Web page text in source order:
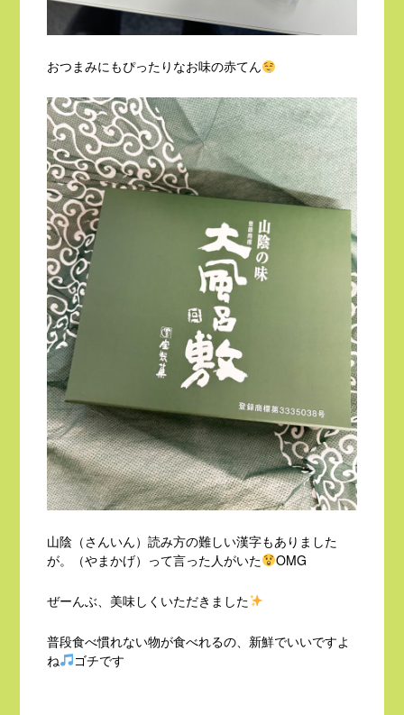
おつまみにもぴったりなお味の赤てん
山陰（さんいん）読み方の難しい漢字もありました
が。（やまかげ）って言った人がいた
OMG
ぜーんぶ、美味しくいただきました
普段食べ慣れない物が食べれるの、新鮮でいいですよ
ね
ゴチです